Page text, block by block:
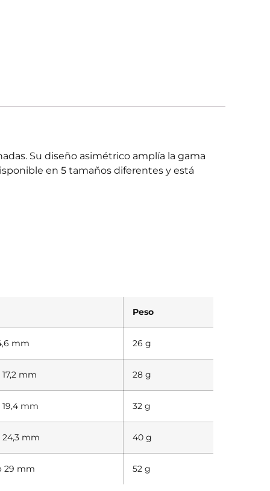
Su diseño asimétrico amplía la gama
en 5 tamaños diferentes y está
Peso
mm 26 g
mm 28 g
mm 32 g
mm 40 g
29 mm 52 g